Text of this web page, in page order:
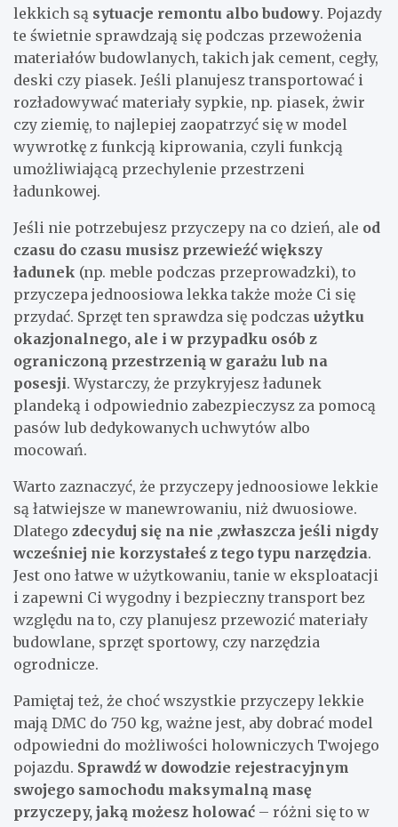
lekkich są sytuacje remontu albo budowy. Pojazdy
te świetnie sprawdzają się podczas przewożenia
materiałów budowlanych, takich jak cement, cegły,
deski czy piasek. Jeśli planujesz transportować i
rozładowywać materiały sypkie, np. piasek, żwir
czy ziemię, to najlepiej zaopatrzyć się w model
wywrotkę z funkcją kiprowania, czyli funkcją
umożliwiającą przechylenie przestrzeni
ładunkowej.
Jeśli nie potrzebujesz przyczepy na co dzień, ale od
czasu do czasu musisz przewieźć większy
ładunek (np. meble podczas przeprowadzki), to
przyczepa jednoosiowa lekka także może Ci się
przydać. Sprzęt ten sprawdza się podczas użytku
okazjonalnego, ale i w przypadku osób z
ograniczoną przestrzenią w garażu lub na
posesji. Wystarczy, że przykryjesz ładunek
plandeką i odpowiednio zabezpieczysz za pomocą
pasów lub dedykowanych uchwytów albo
mocowań.
Warto zaznaczyć, że przyczepy jednoosiowe lekkie
są łatwiejsze w manewrowaniu, niż dwuosiowe.
Dlatego zdecyduj się na nie ,zwłaszcza jeśli nigdy
wcześniej nie korzystałeś z tego typu narzędzia.
Jest ono łatwe w użytkowaniu, tanie w eksploatacji
i zapewni Ci wygodny i bezpieczny transport bez
względu na to, czy planujesz przewozić materiały
budowlane, sprzęt sportowy, czy narzędzia
ogrodnicze.
Pamiętaj też, że choć wszystkie przyczepy lekkie
mają DMC do 750 kg, ważne jest, aby dobrać model
odpowiedni do możliwości holowniczych Twojego
pojazdu. Sprawdź w dowodzie rejestracyjnym
swojego samochodu maksymalną masę
przyczepy, jaką możesz holować – różni się to w